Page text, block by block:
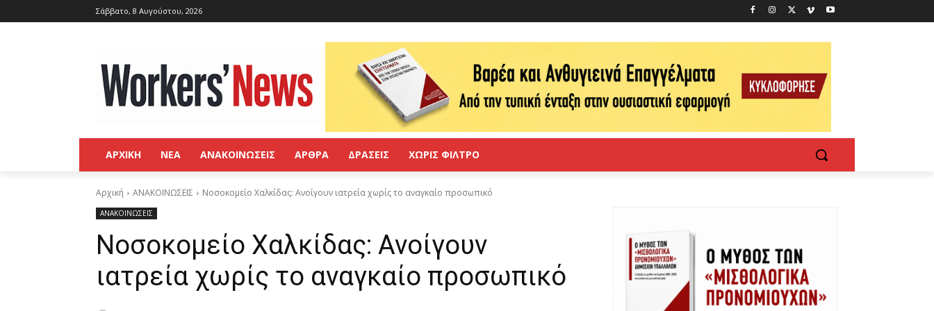
Σάββατο, 8 Αυγούστου, 2026
ΑΡΧΙΚΗ ΝΕΑ ΑΝΑΚΟΙΝΩΣΕΙΣ ΑΡΘΡΑ ΔΡΑΣΕΙΣ ΧΩΡΙΣ ΦΙΛΤΡΟ
Αρχική ΑΝΑΚΟΙΝΩΣΕΙΣ Νοσοκομείο Χαλκίδας: Ανοίγουν ιατρεία χωρίς το αναγκαίο προσωπικό
ΑΝΑΚΟΙΝΩΣΕΙΣ
Νοσοκομείο Χαλκίδας: Ανοίγουν
ιατρεία χωρίς το αναγκαίο προσωπικό